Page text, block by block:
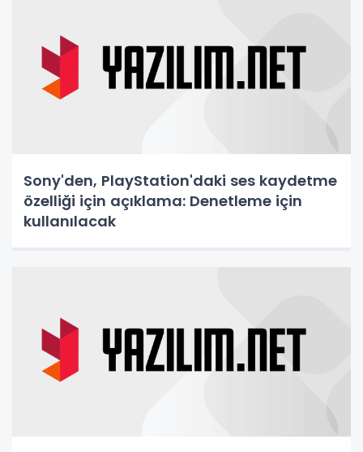
Sony'den, PlayStation'daki ses kaydetme
özelliği için açıklama: Denetleme için
kullanılacak